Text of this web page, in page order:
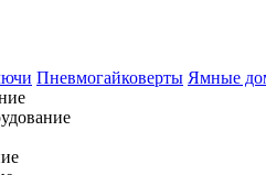
Пневмогайковерты Ямные